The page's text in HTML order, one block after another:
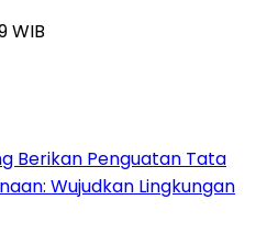
WIB
Berikan Penguatan Tata
Wujudkan Lingkungan